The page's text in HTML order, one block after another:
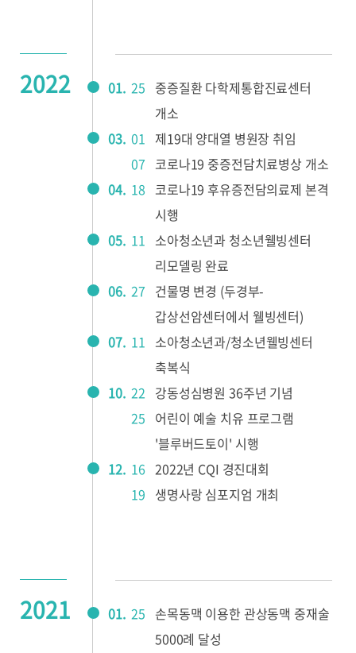
2022 01. 25 중증질환 다학제통합진료센터
개소
03. 01
제19대 양대열 병원장 취임
07 코로나19 중증전담치료병상 개소
04. 18 코로나19 후유증전담의료제 본격
시행
05. 11
소아청소년과 청소년웰빙센터
리모델링 완료
06. 27 건물명 변경 (두경부-
갑상선암센터에서 웰빙센터)
07. 11
소아청소년과/청소년웰빙센터
축복식
10. 22 강동성심병원 36주년 기념
25 어린이 예술 치유 프로그램
'블루버드토이' 시행
12. 16 2022년 CQI 경진대회
19 생명사랑 심포지엄 개최
2021 01. 25 손목동맥 이용한 관상동맥 중재술
5000례 달성